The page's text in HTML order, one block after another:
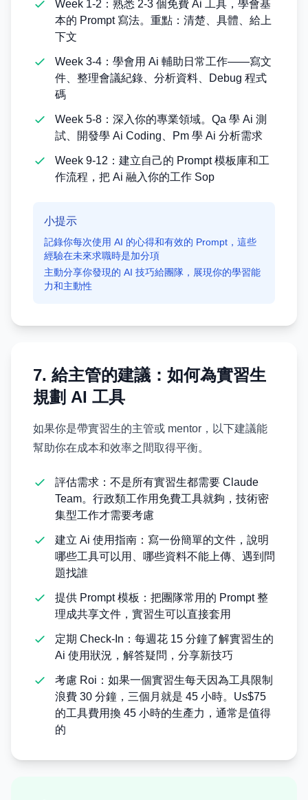
Week 1-2：熟悉 2-3 個免費 Ai 工具，學會基
本的 Prompt 寫法。重點：清楚、具體、給上
下文
Week 3-4：學會用 Ai 輔助日常工作——寫文
件、整理會議紀錄、分析資料、Debug 程式
碼
Week 5-8：深入你的專業領域。Qa 學 Ai 測
試、開發學 Ai Coding、Pm 學 Ai 分析需求
Week 9-12：建立自己的 Prompt 模板庫和工
作流程，把 Ai 融入你的工作 Sop
小提示
記錄你每次使用 AI 的心得和有效的 Prompt，這些
經驗在未來求職時是加分項
主動分享你發現的 AI 技巧給團隊，展現你的學習能
力和主動性
7. 給主管的建議：如何為實習生
規劃 AI 工具
如果你是帶實習生的主管或 mentor，以下建議能
幫助你在成本和效率之間取得平衡。
評估需求：不是所有實習生都需要 Claude
Team。行政類工作用免費工具就夠，技術密
集型工作才需要考慮
建立 Ai 使用指南：寫一份簡單的文件，說明
哪些工具可以用、哪些資料不能上傳、遇到問
題找誰
提供 Prompt 模板：把團隊常用的 Prompt 整
理成共享文件，實習生可以直接套用
定期 Check-In：每週花 15 分鐘了解實習生的
Ai 使用狀況，解答疑問，分享新技巧
考慮 Roi：如果一個實習生每天因為工具限制
浪費 30 分鐘，三個月就是 45 小時。Us$75
的工具費用換 45 小時的生產力，通常是值得
的